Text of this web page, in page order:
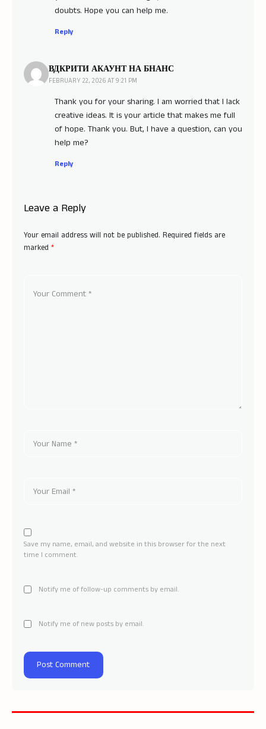
doubts. Hope you can help me.
Reply
ВДКРИТИ АКАУНТ НА БНАНС
FEBRUARY 22, 2026 AT 9:21 PM
Thank you for your sharing. I am worried that I lack
creative ideas. It is your article that makes me full
of hope. Thank you. But, I have a question, can you
help me?
Reply
Leave a Reply
Your email address will not be published. Required fields are
marked *
Save my name, email, and website in this browser for the next
time I comment.
Notify me of follow-up comments by email.
Notify me of new posts by email.